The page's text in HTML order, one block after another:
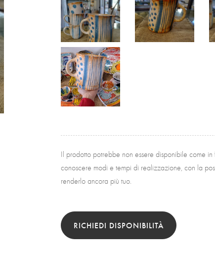
Il prodotto potrebbe non essere disponibile come
conoscere modi e tempi di realizzazione, con la
renderlo ancora più tuo.
RICHIEDI DISPONIBILITÀ